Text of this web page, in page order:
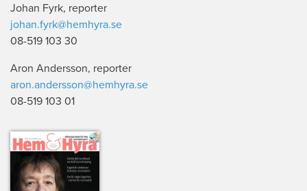
Johan Fyrk, reporter
johan.fyrk@hemhyra.se
08-519 103 30
Aron Andersson, reporter
aron.andersson@hemhyra.se
08-519 103 01